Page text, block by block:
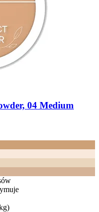
04 Medium